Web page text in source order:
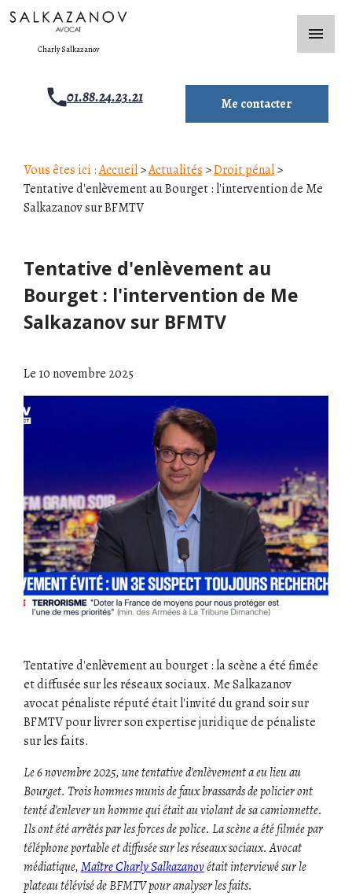
Charly Salkazanov
menu
01.88.24.23.21 Me contacter
Vous êtes ici :Accueil>Actualités >Droit pénal>
Tentative d'enlèvement au Bourget : l'intervention de Me
Salkazanov sur BFMTV
Tentative d'enlèvement au
Bourget : l'intervention de Me
Salkazanov sur BFMTV
Le 10 novembre 2025
Tentative d'enlèvement au bourget : la scène a été fimée
et diffusée sur les réseaux sociaux. Me Salkazanov
avocat pénaliste réputé était l'invité du grand soir sur
BFMTV pour livrer son expertise juridique de pénaliste
sur les faits.
Le 6 novembre 2025, une tentative d'enlèvement a eu lieu au
Bourget. Trois hommes munis de faux brassards de policier ont
tenté d'enlever un homme qui était au violant de sa camionnette.
Ils ont été arrêtés par les forces de police. La scène a été filmée par
téléphone portable et diffusée sur les réseaux sociaux. Avocat
médiatique,Maître Charly Salkazanovétait interviewé sur le
plateau télévisé de BFMTV pour analyser les faits.
Panneau de gestion des cookies